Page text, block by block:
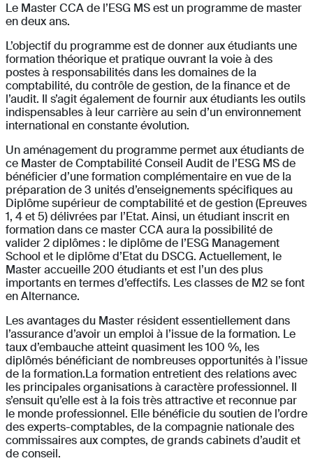
Le Master CCA de l’ESG MS est un programme de master
en deux ans.
L’objectif du programme est de donner aux étudiants une
formation théorique et pratique ouvrant la voie à des
postes à responsabilités dans les domaines de la
comptabilité, du contrôle de gestion, de la finance et de
l’audit. Il s’agit également de fournir aux étudiants les outils
indispensables à leur carrière au sein d’un environnement
international en constante évolution.
Un aménagement du programme permet aux étudiants de
ce Master de Comptabilité Conseil Audit de l’ESG MS de
bénéficier d’une formation complémentaire en vue de la
préparation de 3 unités d’enseignements spécifiques au
Diplôme supérieur de comptabilité et de gestion (Epreuves
1, 4 et 5) délivrées par l’Etat. Ainsi, un étudiant inscrit en
formation dans ce master CCA aura la possibilité de
valider 2 diplômes : le diplôme de l’ESG Management
School et le diplôme d’Etat du DSCG. Actuellement, le
Master accueille 200 étudiants et est l’un des plus
importants en termes d’effectifs. Les classes de M2 se font
en Alternance.
Les avantages du Master résident essentiellement dans
l’assurance d’avoir un emploi à l’issue de la formation. Le
taux d’embauche atteint quasiment les 100 %, les
diplômés bénéficiant de nombreuses opportunités à l’issue
de la formation.La formation entretient des relations avec
les principales organisations à caractère professionnel. Il
s’ensuit qu’elle est à la fois très attractive et reconnue par
le monde professionnel. Elle bénéficie du soutien de l’ordre
des experts-comptables, de la compagnie nationale des
commissaires aux comptes, de grands cabinets d’audit et
de conseil.